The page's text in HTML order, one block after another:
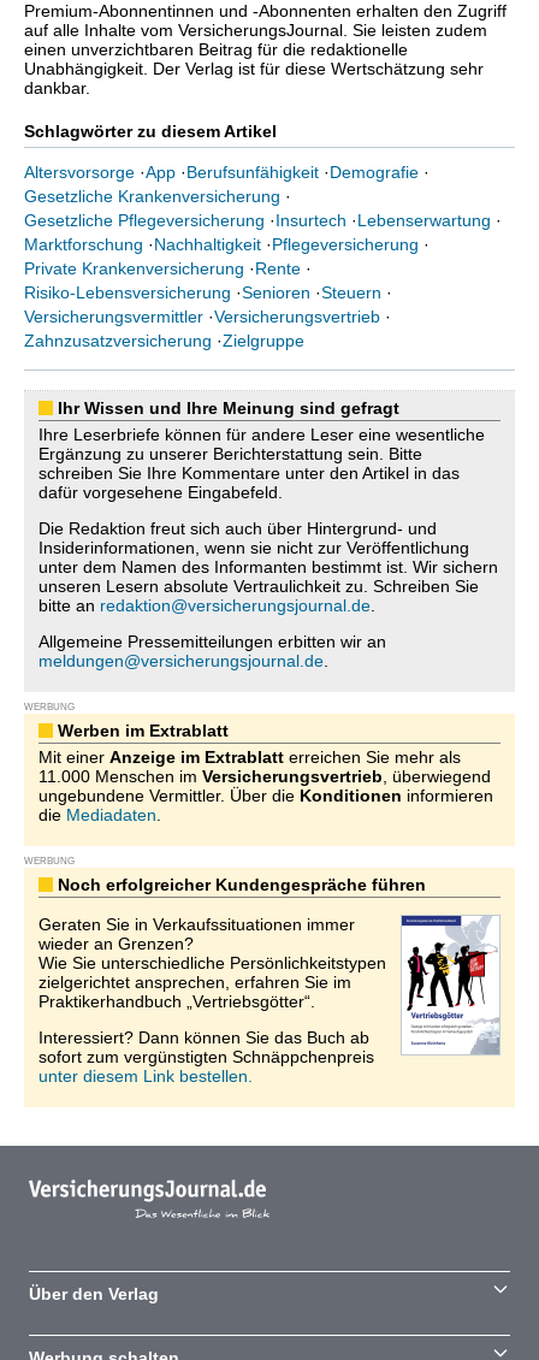
Premium-Abonnentinnen und -Abonnenten erhalten den Zugriff
auf alle Inhalte vom VersicherungsJournal. Sie leisten zudem
einen unverzichtbaren Beitrag für die redaktionelle
Unabhängigkeit. Der Verlag ist für diese Wertschätzung sehr
dankbar.
Schlagwörter zu diesem Artikel
Altersvorsorge ·App ·Berufsunfähigkeit ·Demografie ·
Gesetzliche Krankenversicherung ·
Gesetzliche Pflegeversicherung ·Insurtech ·Lebenserwartung ·
Marktforschung ·Nachhaltigkeit ·Pflegeversicherung ·
Private Krankenversicherung ·Rente ·
Risiko-Lebensversicherung ·Senioren ·Steuern ·
Versicherungsvermittler ·Versicherungsvertrieb ·
Zahnzusatzversicherung ·Zielgruppe
Ihr Wissen und Ihre Meinung sind gefragt
Ihre Leserbriefe können für andere Leser eine wesentliche
Ergänzung zu unserer Berichterstattung sein. Bitte
schreiben Sie Ihre Kommentare unter den Artikel in das
dafür vorgesehene Eingabefeld.
Die Redaktion freut sich auch über Hintergrund- und
Insiderinformationen, wenn sie nicht zur Veröffentlichung
unter dem Namen des Informanten bestimmt ist. Wir sichern
unseren Lesern absolute Vertraulichkeit zu. Schreiben Sie
bitte an redaktion@versicherungsjournal.de
Allgemeine Pressemitteilungen erbitten wir an
meldungen@versicherungsjournal.de
WERBUNG
Werben im Extrablatt
Mit einer Anzeige im Extrablatt erreichen Sie mehr als
11.000 Menschen im Versicherungsvertrieb , überwiegend
ungebundene Vermittler. Über die Konditionen informieren
die Mediadaten
WERBUNG
Noch erfolgreicher Kundengespräche führen
Geraten Sie in Verkaufssituationen immer
wieder an Grenzen?
Wie Sie unterschiedliche Persönlichkeitstypen
zielgerichtet ansprechen, erfahren Sie im
Praktikerhandbuch „Vertriebsgötter“.
Interessiert? Dann können Sie das Buch ab
sofort zum vergünstigten Schnäppchenpreis
unter diesem Link bestellen.
Über den Verlag